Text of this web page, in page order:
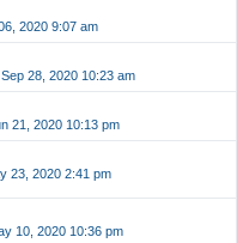
2020 9:07 am
28, 2020 10:23 am
21, 2020 10:13 pm
23, 2020 2:41 pm
10, 2020 10:36 pm